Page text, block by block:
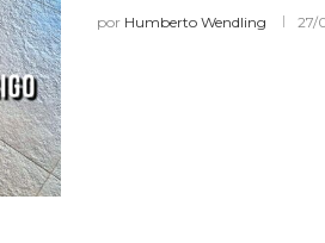
por Humberto Wendling 27/